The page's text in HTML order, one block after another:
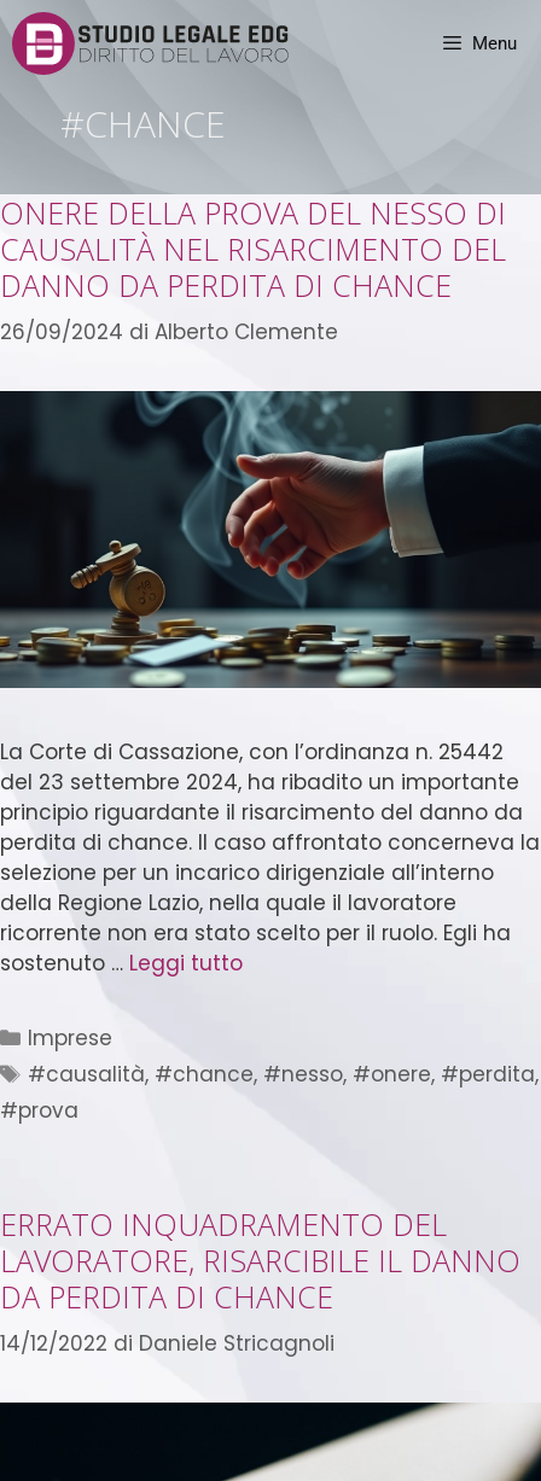
Menu
#CHANCE
ONERE DELLA PROVA DEL NESSO DI
CAUSALITÀ NEL RISARCIMENTO DEL
DANNO DA PERDITA DI CHANCE
26/09/2024 di Alberto Clemente
La Corte di Cassazione, con l’ordinanza n. 25442
del 23 settembre 2024, ha ribadito un importante
principio riguardante il risarcimento del danno da
perdita di chance. Il caso affrontato concerneva la
selezione per un incarico dirigenziale all’interno
della Regione Lazio, nella quale il lavoratore
ricorrente non era stato scelto per il ruolo. Egli ha
sostenuto … Leggi tutto
Imprese
#causalità, #chance, #nesso, #onere, #perdita,
#prova
ERRATO INQUADRAMENTO DEL
LAVORATORE, RISARCIBILE IL DANNO
DA PERDITA DI CHANCE
14/12/2022 di Daniele Stricagnoli